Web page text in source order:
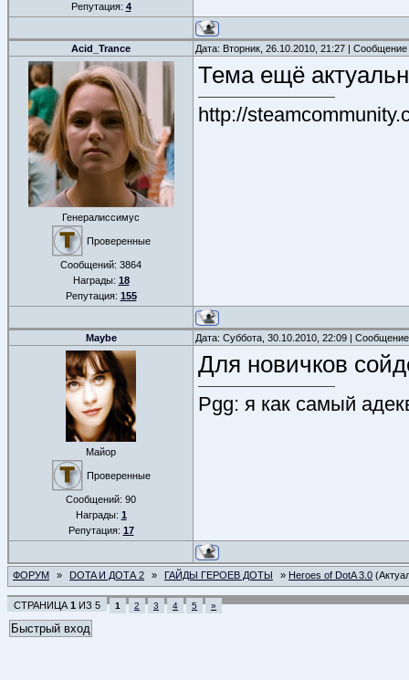
Репутация: 4
Acid_Trance Дата: Вторник, 26.10.2010, 21:27 |
Генералиссимус
Проверенные
Сообщений: 3864
Награды: 18
Репутация: 155
Тема ещё
http://
Maybe Дата: Суббота, 30.10.2010, 22:09 |
Майор
Проверенные
Сообщений: 90
Награды: 1
Репутация: 17
Для новичков
Pgg: я как самый
ФОРУМ » DOTA И ДОТА 2 » ГАЙДЫ ГЕРОЕВ ДОТЫ » Heroes of DotA 3.0
СТРАНИЦА 1 ИЗ 5 1 2 3 4 5 »